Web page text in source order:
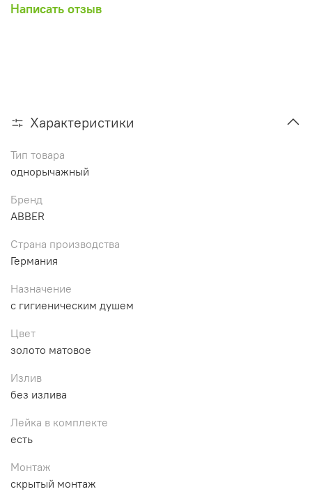
Написать отзыв
Характеристики
Тип товара
однорычажный
Бренд
ABBER
Страна производства
Германия
Назначение
с гигиеническим душем
Цвет
золото матовое
Излив
без излива
Лейка в комплекте
есть
Монтаж
скрытый монтаж